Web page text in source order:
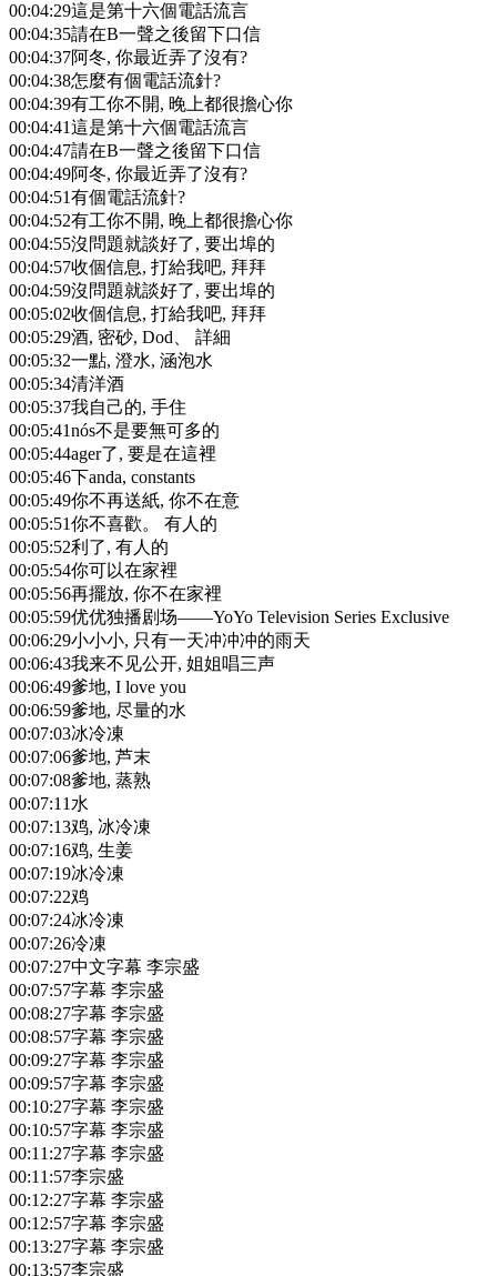
00:04:29這是第十六個電話流言
00:04:35請在B一聲之後留下口信
00:04:37阿冬, 你最近弄了沒有?
00:04:38怎麼有個電話流針?
00:04:39有工你不開, 晚上都很擔心你
00:04:41這是第十六個電話流言
00:04:47請在B一聲之後留下口信
00:04:49阿冬, 你最近弄了沒有?
00:04:51有個電話流針?
00:04:52有工你不開, 晚上都很擔心你
00:04:55沒問題就談好了, 要出埠的
00:04:57收個信息, 打給我吧, 拜拜
00:04:59沒問題就談好了, 要出埠的
00:05:02收個信息, 打給我吧, 拜拜
00:05:29酒, 密砂, Dod、 詳細
00:05:32一點, 澄水, 涵泡水
00:05:34清洋酒
00:05:37我自己的, 手住
00:05:41nós不是要無可多的
00:05:44ager了, 要是在這裡
00:05:46 下anda, constants
00:05:49你不再送紙, 你不在意
00:05:51你不喜歡。 有人的
00:05:52利了, 有人的
00:05:54你可以在家裡
00:05:56再擺放, 你不在家裡
00:05:59优优独播剧场——YoYo Television Series Exclusive
00:06:29小小小, 只有一天冲冲冲的雨天
00:06:43我来不见公开, 姐姐唱三声
00:06:49爹地, I love you
00:06:59爹地, 尽量的水
00:07:03冰冷凍
00:07:06爹地, 芦末
00:07:08爹地, 蒸熟
00:07:11水
00:07:13鸡, 冰冷凍
00:07:16鸡, 生姜
00:07:19冰冷凍
00:07:22鸡
00:07:24冰冷凍
00:07:26冷凍
00:07:27中文字幕 李宗盛
00:07:57字幕 李宗盛
00:08:27字幕 李宗盛
00:08:57字幕 李宗盛
00:09:27字幕 李宗盛
00:09:57字幕 李宗盛
00:10:27字幕 李宗盛
00:10:57字幕 李宗盛
00:11:27字幕 李宗盛
00:11:57李宗盛
00:12:27字幕 李宗盛
00:12:57字幕 李宗盛
00:13:27字幕 李宗盛
00:13:57李宗盛